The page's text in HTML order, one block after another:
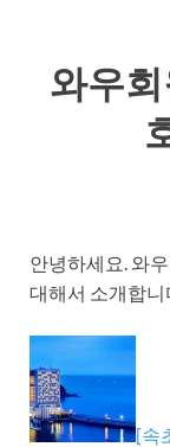
와우
안녕하세요. 와
대해서 소개합니
[속